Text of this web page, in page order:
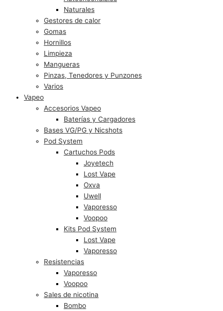
Naturales
Gestores de calor
Gomas
Hornillos
Limpieza
Mangueras
Pinzas, Tenedores y Punzones
Varios
Vapeo
Accesorios Vapeo
Baterías y Cargadores
Bases VG/PG y Nicshots
Pod System
Cartuchos Pods
Joyetech
Lost Vape
Oxva
Uwell
Vaporesso
Voopoo
Kits Pod System
Lost Vape
Vaporesso
Resistencias
Vaporesso
Voopoo
Sales de nicotina
Bombo